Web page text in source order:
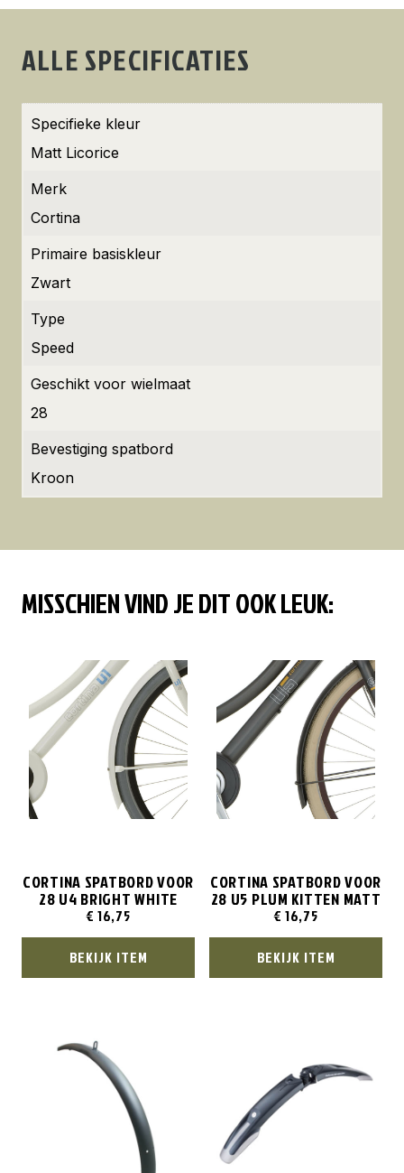
ALLE SPECIFICATIES
Specifieke kleur
Matt Licorice
Merk
Cortina
Primaire basiskleur
Zwart
Type
Speed
Geschikt voor wielmaat
28
Bevestiging spatbord
Kroon
MISSCHIEN VIND JE DIT OOK LEUK:
CORTINA SPATBORD VOOR
28 U4 BRIGHT WHITE
€ 16,75
BEKIJK ITEM
CORTINA SPATBORD VOOR
28 U5 PLUM KITTEN MATT
€ 16,75
BEKIJK ITEM